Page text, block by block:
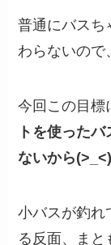
普通にバスち
わらないので
今回この目標
トを使った
ないから
小バスが釣れ
る反面、まと